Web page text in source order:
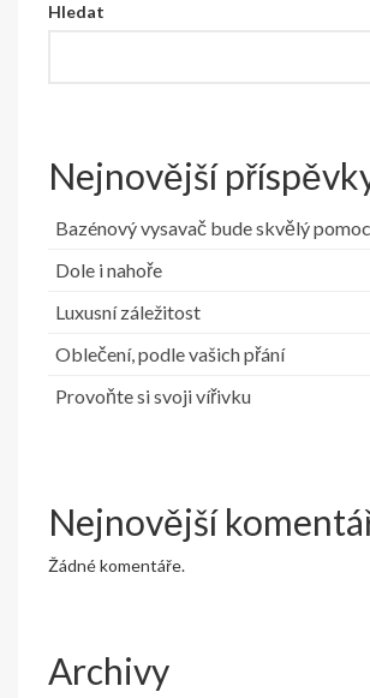
Hledat
Nejnovější
Bazénový vysavač bude skvělý
Dole i nahoře
Luxusní záležitost
Oblečení, podle vašich přání
Provoňte si svoji vířivku
Nejnovější
Žádné komentáře.
Archivy